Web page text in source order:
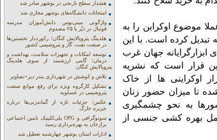
موضوع اوکراین را به
تبدیل کرده است. با این
ابزارگرایانه جهان غرب
قرار است که نشریه
اوکراینی ها از خاک
تا میزان حضور زنان
به نحو چشمگیری
بهره کشی جنسی از
هشدار سطح نارنجی در بوشهر صادر شد
امتحانات دانشگاه‌های بوشهر مجازی شد
واژگونی مینی‌بوس دانش‌آموزان مدرسه
فوتبال در دیّر با ۲۵ مصدوم
هلدینگ پتروپالایش کنگان؛ رکورددار نخستین‌ها
در صنعت نفت، گاز و پتروشیمی کشور
توسعه امکانات و تجهیزات سلامت، بهداشت و
درمان؛ گامی ارزشمند از سوی هلدینگ
پتروپالایش کنگان
تلاش و کوشش در شهرداری بندر دیر+تصاویر
تشکیل کارگروه ویژه برای رفع موانع صنعت
پتروشیمی در عسلویه
عکس/ جزئیات تازه از گمانه‌زنی‌ها درباره
جزیره خارگ
سونوگرافی و OPG پلی‌کلینیک تامین اجتماعی
برازجان به بهره‌برداری رسید
ادارات استان بوشهر چهارشنبه تعطیل شد